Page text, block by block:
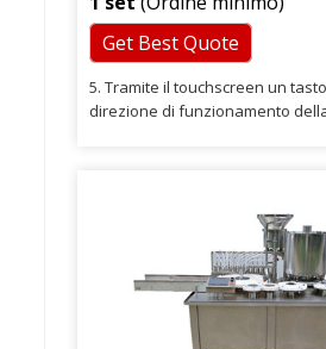
Get Best Quote
5. Tramite il touchscreen un
direzione di funzionamento
6. Interfaccia dinamica
d'occhio lo stato di
7.La macchina può essere
da tavolo con pedale, può
a tappatrice automatica ed